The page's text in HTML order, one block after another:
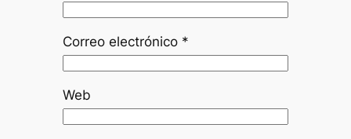
Correo electrónico *
Web